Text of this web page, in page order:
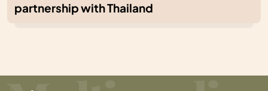
partnership with Thailand